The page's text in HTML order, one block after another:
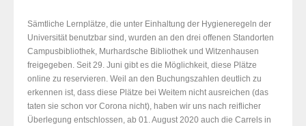
Sämtliche Lernplätze, die unter Einhaltung der Hygieneregeln der
Universität benutzbar sind, wurden an den drei offenen Standorten
Campusbibliothek, Murhardsche Bibliothek und Witzenhausen
freigegeben. Seit 29. Juni gibt es die Möglichkeit, diese Plätze
online zu reservieren. Weil an den Buchungszahlen deutlich zu
erkennen ist, dass diese Plätze bei Weitem nicht ausreichen (das
taten sie schon vor Corona nicht), haben wir uns nach reiflicher
Überlegung entschlossen, ab 01. August 2020 auch die Carrels in